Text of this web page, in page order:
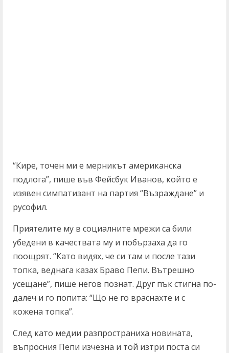
“Кире, точен ми е мерникът американска
подлога”, пише във Фейсбук Иванов, който е
изявен симпатизант на партия “Възраждане” и
русофил.
Приятелите му в социалните мрежи са били
убедени в качествата му и побързаха да го
поощрят. “Като видях, че си там и после тази
топка, веднага казах Браво Пепи. Вътрешно
усещане”, пише негов познат. Друг пък стигна по-
далеч и го попита: “Що не го враснахте и с
кожена топка”.
След като медии разпространиха новината,
въпросния Пепи изчезна и той изтри поста си